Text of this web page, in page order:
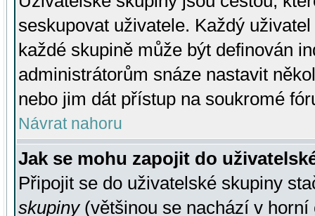
seskupovat uživatele. Každý
každé skupině může být definován
administrátorům snáze nastavit
nebo jim dát přístup na soukromé
Návrat nahoru
Jak se mohu zapojit do
Připojit se do uživatelské skupiny
skupiny(většinou se nachází v horní